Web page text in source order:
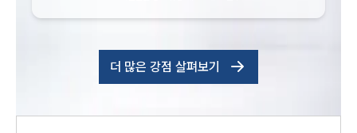
더 많은 강점 살펴보기